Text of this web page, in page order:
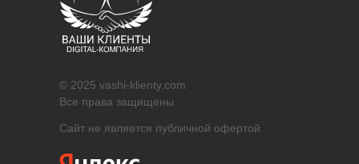
Сайт не является публичной офертой
© 2025 vashi-klienty.com
Все права защищены